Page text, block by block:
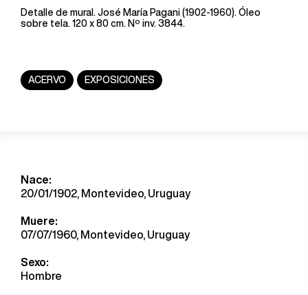
Detalle de mural. José María Pagani (1902-1960). Óleo
sobre tela. 120 x 80 cm. Nº inv. 3844.
ACERVO EXPOSICIONES
Nace:
20/01/1902, Montevideo, Uruguay
Muere:
07/07/1960, Montevideo, Uruguay
Sexo:
Hombre